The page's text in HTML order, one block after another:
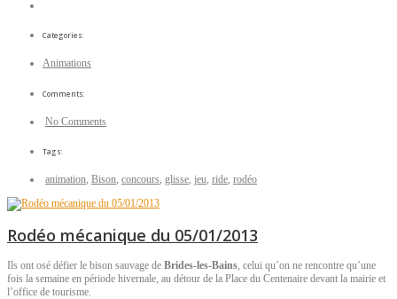
Categories:
Animations
Comments:
No Comments
Tags:
animation, Bison, concours, glisse, jeu, ride, rodéo
Rodéo mécanique du 05/01/2013
Ils ont osé défier le bison sauvage de Brides-les-Bains, celui qu’on ne rencontre qu’une
fois la semaine en période hivernale, au détour de la Place du Centenaire devant la mairie et
l’office de tourisme.